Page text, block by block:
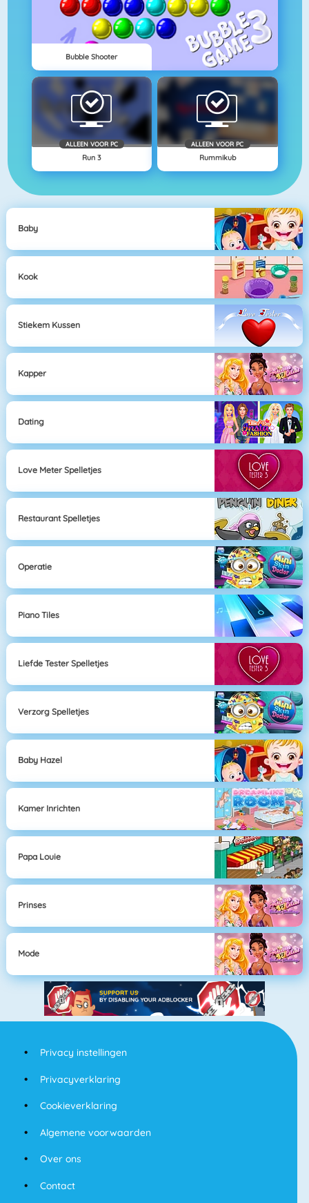
Bubble Shooter
ALLEEN VOOR PC
Run 3
ALLEEN VOOR PC
Rummikub
Baby
Kook
Stiekem Kussen
Kapper
Dating
Love Meter Spelletjes
Restaurant Spelletjes
Operatie
Piano Tiles
Liefde Tester Spelletjes
Verzorg Spelletjes
Baby Hazel
Kamer Inrichten
Papa Louie
Prinses
Mode
Privacy instellingen
Privacyverklaring
Cookieverklaring
Algemene voorwaarden
Over ons
Contact